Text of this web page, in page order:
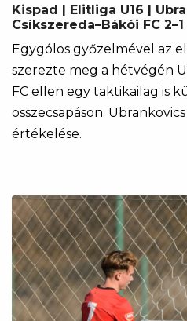
Kispad | Elitliga U16 |
Csíkszereda–Bákói FC 2–1
Egygólos győzelmével az
szerezte meg a hétvégén
FC ellen egy taktikailag is
összecsapáson.
értékelése.